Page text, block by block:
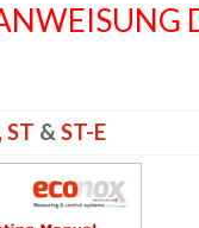
ST & ST-E